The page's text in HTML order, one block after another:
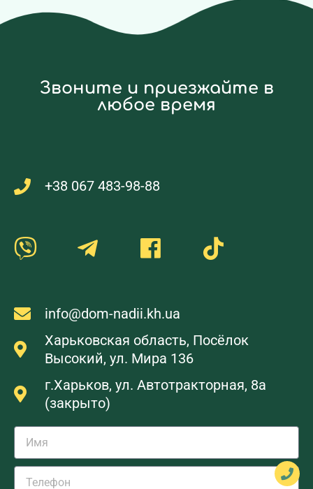
Звоните и приезжайте в
любое время
+38 067 483-98-88
info@dom-nadii.kh.ua
Харьковская область, Посёлок
Высокий, ул. Мира 136
г.Харьков, ул. Автотракторная, 8а
(закрыто)